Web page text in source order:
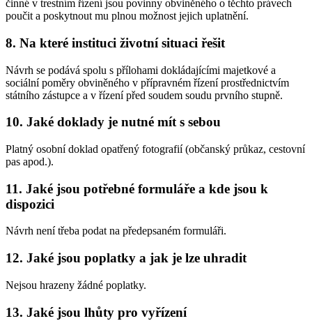
činné v trestním řízení jsou povinny obviněného o těchto právech
poučit a poskytnout mu plnou možnost jejich uplatnění.
8. Na které instituci životní situaci řešit
Návrh se podává spolu s přílohami dokládajícími majetkové a
sociální poměry obviněného v přípravném řízení prostřednictvím
státního zástupce a v řízení před soudem soudu prvního stupně.
10. Jaké doklady je nutné mít s sebou
Platný osobní doklad opatřený fotografií (občanský průkaz, cestovní
pas apod.).
11. Jaké jsou potřebné formuláře a kde jsou k
dispozici
Návrh není třeba podat na předepsaném formuláři.
12. Jaké jsou poplatky a jak je lze uhradit
Nejsou hrazeny žádné poplatky.
13. Jaké jsou lhůty pro vyřízení